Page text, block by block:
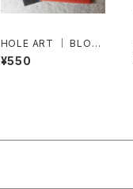
HOLE ART ｜ BLOC
K PENROSE｜ 活版印
刷
¥550